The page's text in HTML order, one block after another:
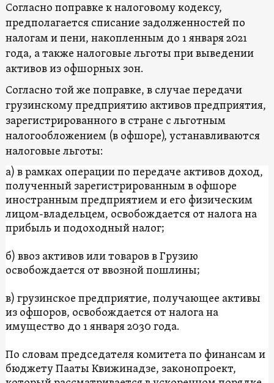
Согласно поправке к налоговому кодексу,
предполагается списание задолженностей по
налогам и пени, накопленным до 1 января 2021
года, а также налоговые льготы при выведении
активов из офшорных зон.
Согласно той же поправке, в случае передачи
грузинскому предприятию активов предприятия,
зарегистрированного в стране с льготным
налогообложением (в офшоре), устанавливаются
налоговые льготы:
а) в рамках операции по передаче активов доход,
полученный зарегистрированным в офшоре
иностранным предприятием и его физическим
лицом-владельцем, освобождается от налога на
прибыль и подоходный налог;
б) ввоз активов или товаров в Грузию
освобождается от ввозной пошлины;
в) грузинское предприятие, получающее активы
из офшоров, освобождается от налога на
имущество до 1 января 2030 года.
По словам председателя комитета по финансам и
бюджету Пааты Квижинадзе, законопроект,